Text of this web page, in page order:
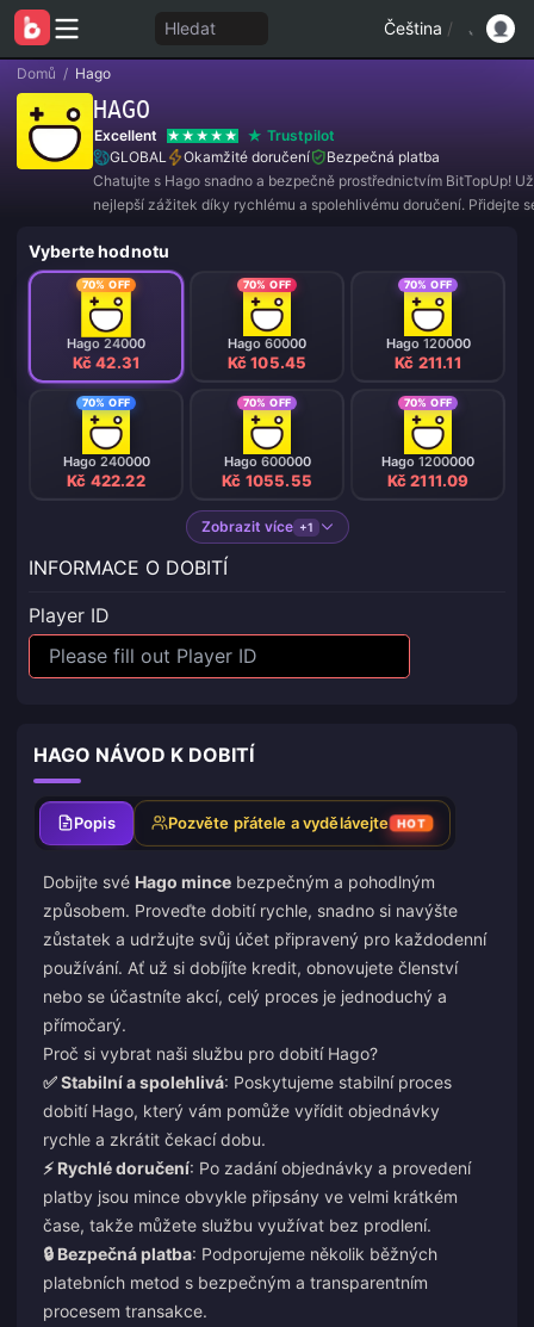
Hledat Čeština /
Domů / Hago
HAGO
Excellent
Trustpilot
GLOBAL
Okamžité doručení
Bezpečná platba
Chatujte s Hago snadno a bezpečně prostřednictvím BitTopUp!
nejlepší zážitek díky rychlému a spolehlivému doručení. Přidejte
Vyberte hodnotu
70% OFF
Hago 24000
Kč 42.31
70% OFF
Hago 60000
Kč 105.45
70% OFF
Hago 120000
Kč 211.11
70% OFF
Hago 240000
Kč 422.22
70% OFF
Hago 600000
Kč 1055.55
70% OFF
Hago 1200000
Kč 2111.09
Zobrazit více +1
INFORMACE O DOBITÍ
Player ID
HAGO NÁVOD K DOBITÍ
Popis Pozvěte přátele a vydělávejte HOT
Dobijte své Hago mince bezpečným a pohodlným
způsobem. Proveďte dobití rychle, snadno si navýšte
zůstatek a udržujte svůj účet připravený pro každodenní
používání. Ať už si dobíjíte kredit, obnovujete členství
nebo se účastníte akcí, celý proces je jednoduchý a
přímočarý.
Proč si vybrat naši službu pro dobití Hago?
✅ Stabilní a spolehlivá: Poskytujeme stabilní proces
dobití Hago, který vám pomůže vyřídit objednávky
rychle a zkrátit čekací dobu.
⚡ Rychlé doručení: Po zadání objednávky a provedení
platby jsou mince obvykle připsány ve velmi krátkém
čase, takže můžete službu využívat bez prodlení.
🔒 Bezpečná platba: Podporujeme několik běžných
platebních metod s bezpečným a transparentním
procesem transakce.